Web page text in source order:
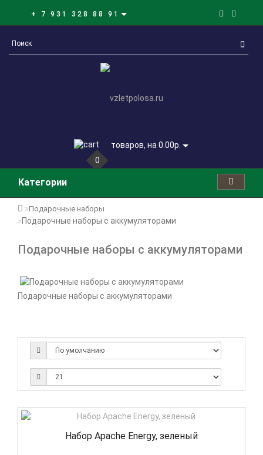
+ 7 931 328 88 91
0
товаров, на 0.00р.
Категории
Подарочные наборы
Подарочные наборы с аккумуляторами
Подарочные наборы с аккумуляторами
Подарочные наборы с аккумуляторами
Набор Apache Energy, зеленый